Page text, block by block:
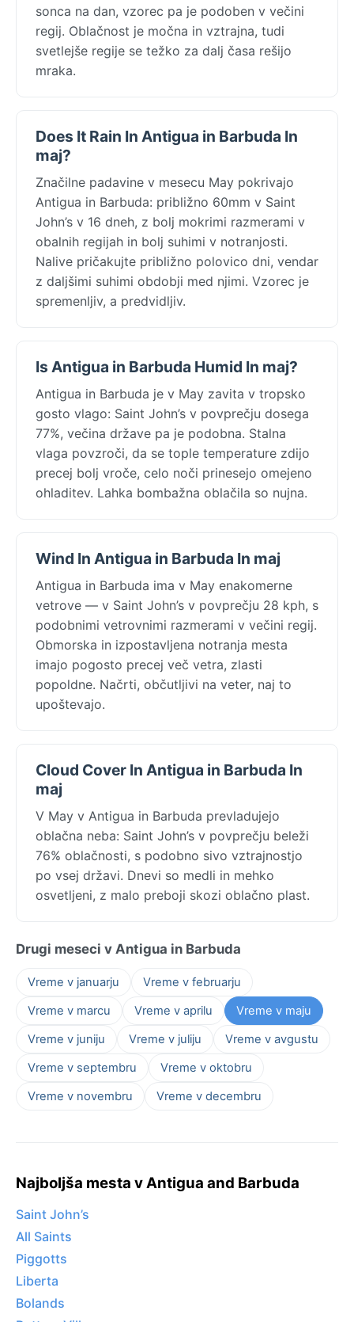
sonca na dan, vzorec pa je podoben v večini
regij. Oblačnost je močna in vztrajna, tudi
svetlejše regije se težko za dalj časa rešijo
mraka.
Does It Rain In Antigua in Barbuda In
maj?
Značilne padavine v mesecu May pokrivajo
Antigua in Barbuda: približno 60mm v Saint
John’s v 16 dneh, z bolj mokrimi razmerami v
obalnih regijah in bolj suhimi v notranjosti.
Nalive pričakujte približno polovico dni, vendar
z daljšimi suhimi obdobji med njimi. Vzorec je
spremenljiv, a predvidljiv.
Is Antigua in Barbuda Humid In maj?
Antigua in Barbuda je v May zavita v tropsko
gosto vlago: Saint John’s v povprečju dosega
77%, večina države pa je podobna. Stalna
vlaga povzroči, da se tople temperature zdijo
precej bolj vroče, celo noči prinesejo omejeno
ohladitev. Lahka bombažna oblačila so nujna.
Wind In Antigua in Barbuda In maj
Antigua in Barbuda ima v May enakomerne
vetrove — v Saint John’s v povprečju 28 kph, s
podobnimi vetrovnimi razmerami v večini regij.
Obmorska in izpostavljena notranja mesta
imajo pogosto precej več vetra, zlasti
popoldne. Načrti, občutljivi na veter, naj to
upoštevajo.
Cloud Cover In Antigua in Barbuda In
maj
V May v Antigua in Barbuda prevladujejo
oblačna neba: Saint John’s v povprečju beleži
76% oblačnosti, s podobno sivo vztrajnostjo
po vsej državi. Dnevi so medli in mehko
osvetljeni, z malo preboji skozi oblačno plast.
Drugi meseci v Antigua in Barbuda
Vreme v januarju
Vreme v februarju
Vreme v marcu
Vreme v aprilu
Vreme v maju
Vreme v juniju
Vreme v juliju
Vreme v avgustu
Vreme v septembru
Vreme v oktobru
Vreme v novembru
Vreme v decembru
Najboljša mesta v Antigua and Barbuda
Saint John’s
All Saints
Piggotts
Liberta
Bolands